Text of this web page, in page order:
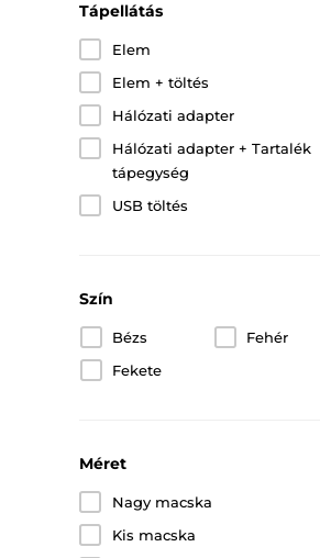
Tápellátás
Elem
Elem + töltés
Hálózati adapter
Hálózati adapter + Tartalék
tápegység
USB töltés
Szín
Bézs
Fehér
Fekete
Méret
Nagy macska
Kis macska